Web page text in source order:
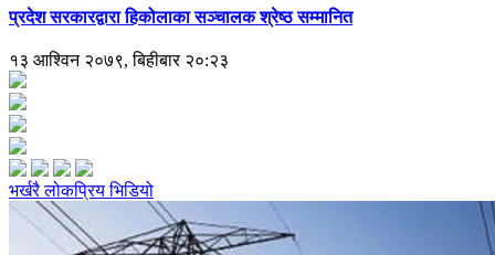
प्रदेश सरकारद्वारा हिकोलाका सञ्चालक श्रेष्ठ सम्मानित
१३ आश्विन २०७९, बिहीबार २०:२३
भर्खरैलोकप्रियभिडियो